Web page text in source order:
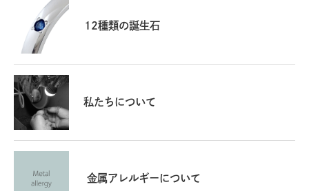
12種類の誕生石
私たちについて
金属アレルギーについて